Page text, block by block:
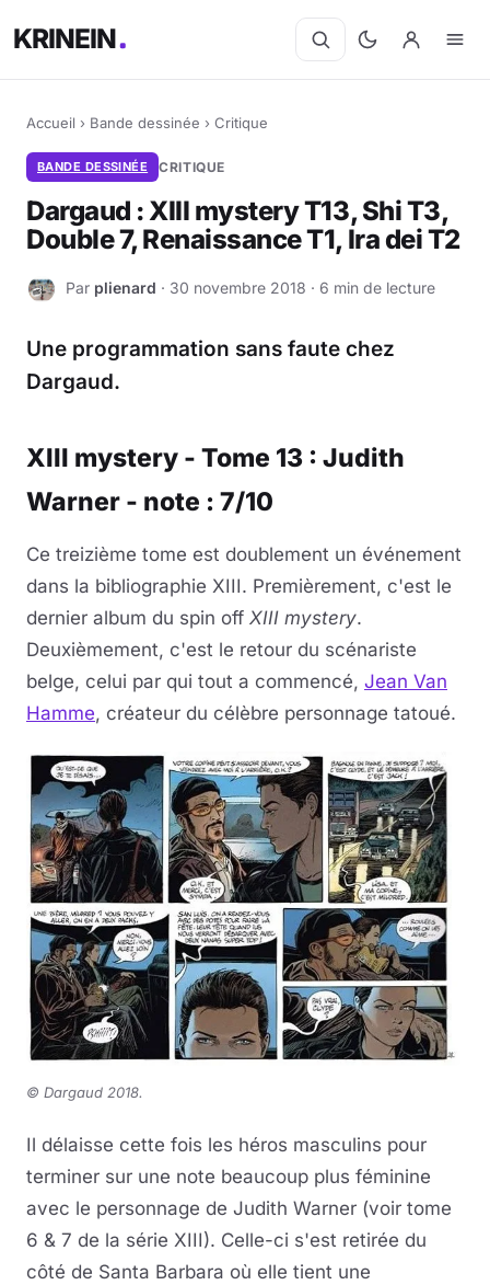
KRINEIN
Accueil › Bande dessinée › Critique
BANDE DESSINÉE CRITIQUE
Dargaud : XIII mystery T13, Shi T3,
Double 7, Renaissance T1, Ira dei T2
P Par plienard · 30 novembre 2018 · 6 min de lecture
Une programmation sans faute chez
Dargaud.
XIII mystery - Tome 13 : Judith
Warner - note : 7/10
Ce treizième tome est doublement un événement
dans la bibliographie XIII. Premièrement, c'est le
dernier album du spin off XIII mystery.
Deuxièmement, c'est le retour du scénariste
belge, celui par qui tout a commencé, Jean Van
Hamme, créateur du célèbre personnage tatoué.
© Dargaud 2018.
Il délaisse cette fois les héros masculins pour
terminer sur une note beaucoup plus féminine
avec le personnage de Judith Warner (voir tome
6 & 7 de la série XIII). Celle-ci s'est retirée du
côté de Santa Barbara où elle tient une